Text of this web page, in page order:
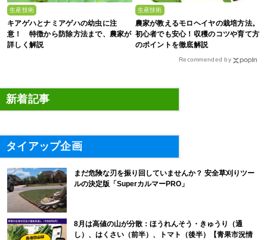
生産技術
キアゲハとナミアゲハの幼虫に注
意！ 特徴から防除方法まで、農家が
詳しく解説
生産技術
農家が教えるモロヘイヤの栽培方法。
初心者でも安心！収穫のコツや育て方
のポイントを徹底解説
Recommended by
新着記事
タイアップ企画
まだ危険な刃を振り回していませんか？ 安全草刈りツー
ルの決定版「SuperカルマーPRO」
8月は高値の山が分散：ほうれんそう・きゅうり（通
し）、はくさい（前半）、トマト（後半）【青果市況情